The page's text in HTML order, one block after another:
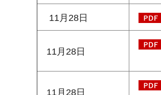
11月28日
11月28日
11月28日